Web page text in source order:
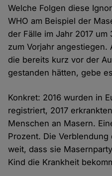
Welche Folgen diese
WHO am Beispiel der
der Fälle im Jahr 2017
zum Vorjahr angestiegen.
die bereits kurz vor der
gestanden hätten, gebe
Konkret: 2016 wurden in
registriert, 2017
Menschen an Masern.
Prozent. Die
weit, dass sie
Kind die Krankheit